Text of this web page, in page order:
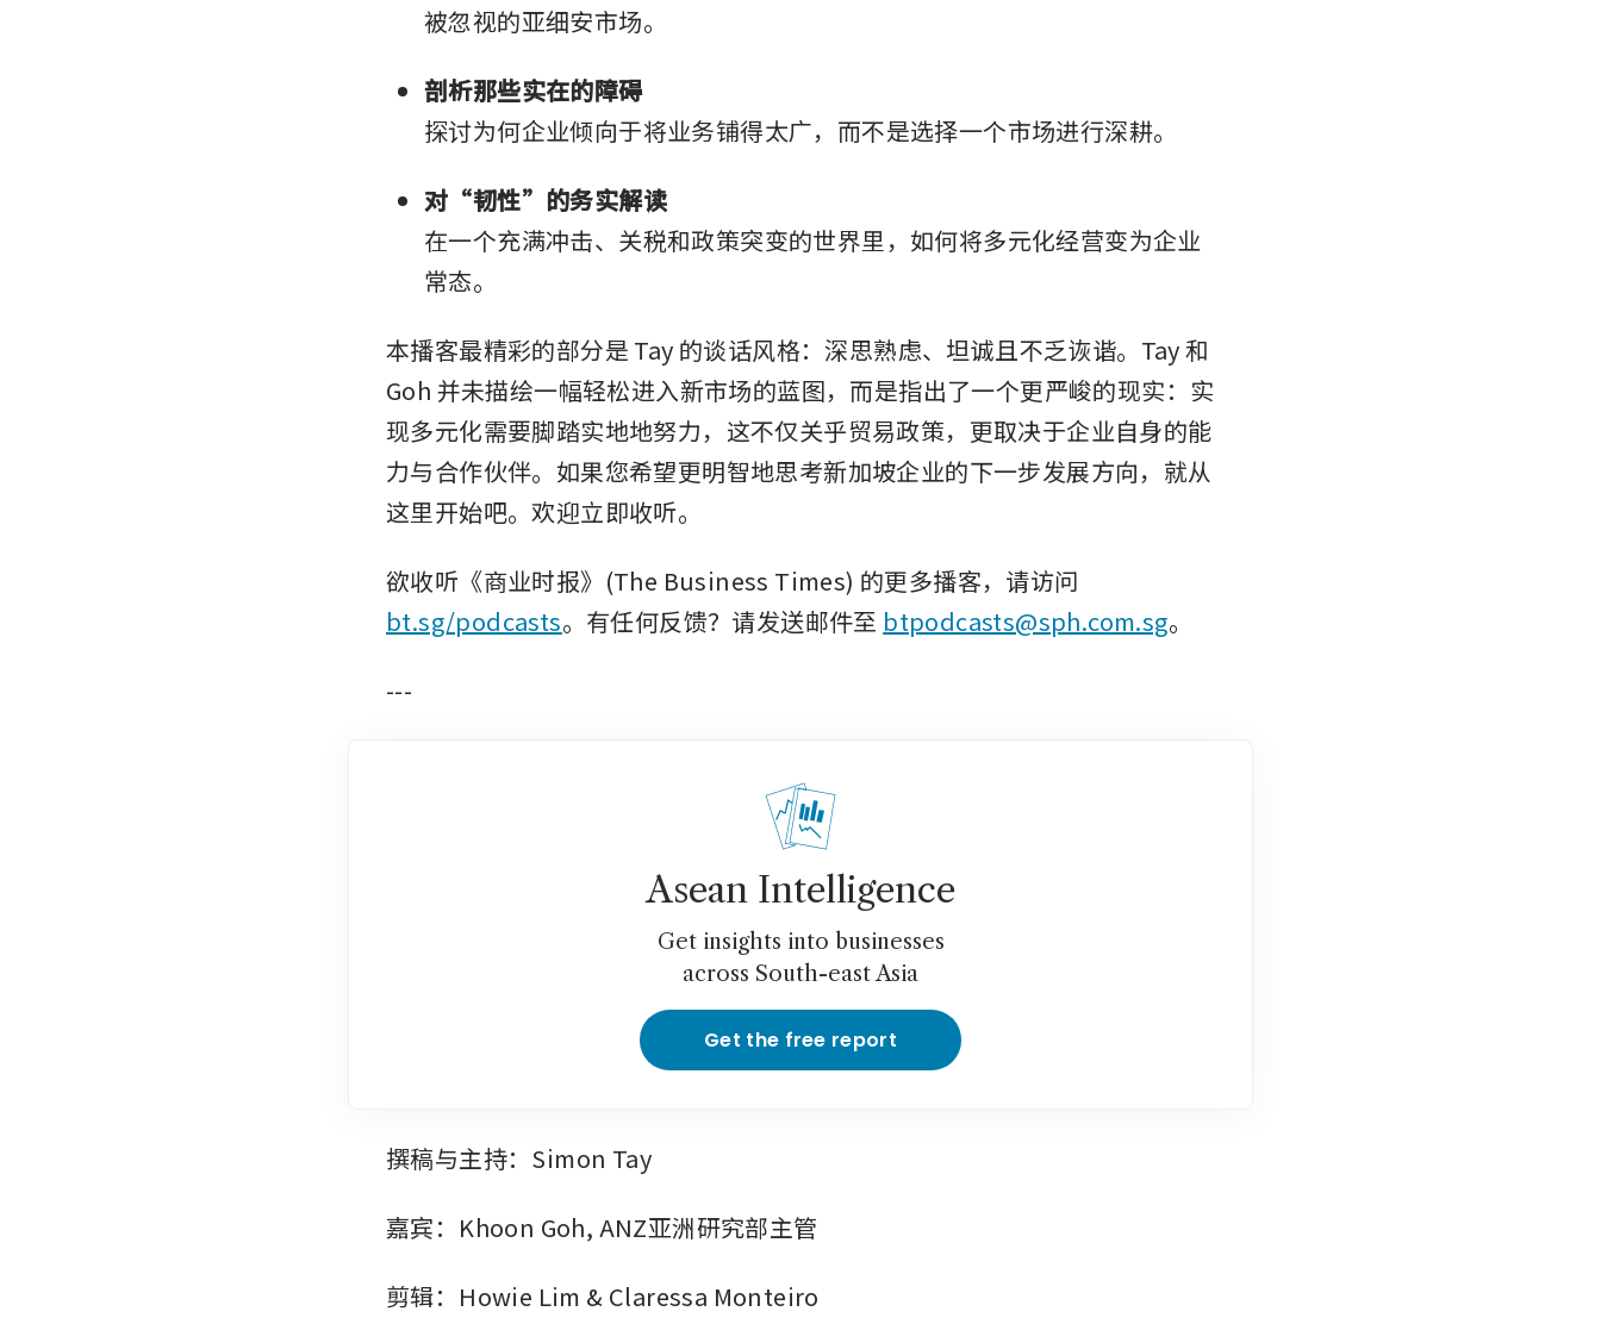
被忽视的亚细安市场。
剖析那些实在的障碍
探讨为何企业倾向于将业务铺得太广，而不是选择一个市场进行深耕。
对“韧性”的务实解读
在一个充满冲击、关税和政策突变的世界里，如何将多元化经营变为企业
常态。
本播客最精彩的部分是 Tay 的谈话风格：深思熟虑、坦诚且不乏诙谐。Tay 和
Goh 并未描绘一幅轻松进入新市场的蓝图，而是指出了一个更严峻的现实：实
现多元化需要脚踏实地地努力，这不仅关乎贸易政策，更取决于企业自身的能
力与合作伙伴。如果您希望更明智地思考新加坡企业的下一步发展方向，就从
这里开始吧。欢迎立即收听。
bt.sg/podcasts。有任何反馈？请发送邮件至 btpodcasts@sph.com.sg。
---
Asean Intelligence
Get insights into businesses
across South-east Asia
Get the free report
撰稿与主持：Simon Tay
嘉宾：Khoon Goh, ANZ亚洲研究部主管
剪辑：Howie Lim & Claressa Monteiro